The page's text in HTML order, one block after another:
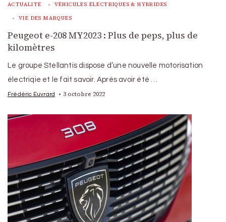
ACTUALITÉ VÉHICULES ÉLECTRIQUES & HYBRIDES
VIE DES MARQUES
Peugeot e-208 MY2023 : Plus de peps, plus de
kilomètres
Le groupe Stellantis dispose d’une nouvelle motorisation
électriqie et le fait savoir. Après avoir été …
Frédéric Euvrard 3 octobre 2022